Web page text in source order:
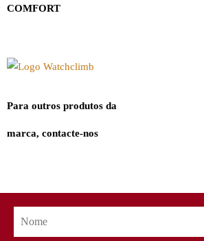
COMFORT
Para outros produtos da
marca, contacte-nos